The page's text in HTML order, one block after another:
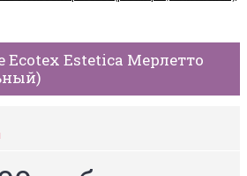
Ecotex Estetica Мерлетто